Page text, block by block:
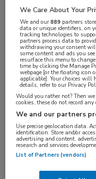
Log hier in om
toegang te
Vakgebieden:
Infectieziekten
Aandachtsgebieden:
HIV
We Care About Your
We and our889 partners
data or unique identifiers, on
tracking technologies to
partners process data to
withdrawing your consent
some content and ads you
resurface this menu to
time by clicking the Manage
webpage [or the floating icon
applicable]. Your choices will
details, refer to our Privacy
Would you rather not? Then
cookies, these do not record
We and our partners
Use precise geolocation data.
identification. Store and/or
advertising and content,
research and services
List of Partners (vendors)